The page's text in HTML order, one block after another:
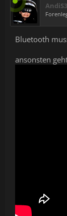
Bluetooth
ansonsten